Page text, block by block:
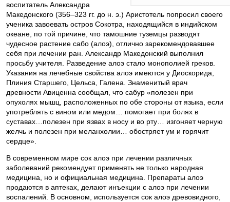
воспитатель Александра
Македонского (356–323 гг. до н. э.) Аристотель попросил своего
ученика завоевать остров Сокотра, находящийся в индийском
океане, по той причине, что тамошние туземцы разводят
чудесное растение сабо (алоэ), отлично зарекомендовавшее
себя при лечении ран. Александр Македонский выполнил
просьбу учителя. Разведение алоэ стало монополией греков.
Указания на лечебные свойства алоэ имеются у Диоскорида,
Плиния Старшего, Цельса, Галена. Знаменитый врач
древности Авиценна сообщал, что сабур «полезен при
опухолях мышц, расположенных по обе стороны от языка, если
употреблять с вином или медом… помогает при болях в
суставах…полезен при язвах в носу и во рту… изгоняет черную
желчь и полезен при меланхолии… обостряет ум и горячит
сердце».
В современном мире сок алоэ при лечении различных
заболеваний рекомендует применять не только народная
медицина, но и официальная медицина. Препараты алоэ
продаются в аптеках, делают инъекции с алоэ при лечении
воспалений. В основном, используется сок алоэ древовидного,